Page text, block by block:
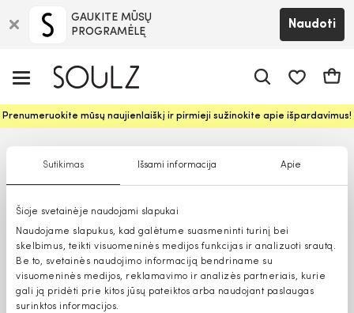
Sutikimas Išsami informacija Apie
Šioje svetainėje naudojami slapukai
Naudojame slapukus, kad galėtume suasmeninti turinį bei
skelbimus, teikti visuomeninės medijos funkcijas ir analizuoti srautą.
Be to, svetainės naudojimo informaciją bendriname su
visuomeninės medijos, reklamavimo ir analizės partneriais, kurie
gali ją pridėti prie kitos jūsų pateiktos arba naudojant paslaugas
surinktos informacijos.
GAUKITE MŪSŲ
PROGRAMĖLĘ
Naudoti
Prenumeruokite mūsų naujienlaiškį ir pirmieji sužinokite apie išpardavimus!